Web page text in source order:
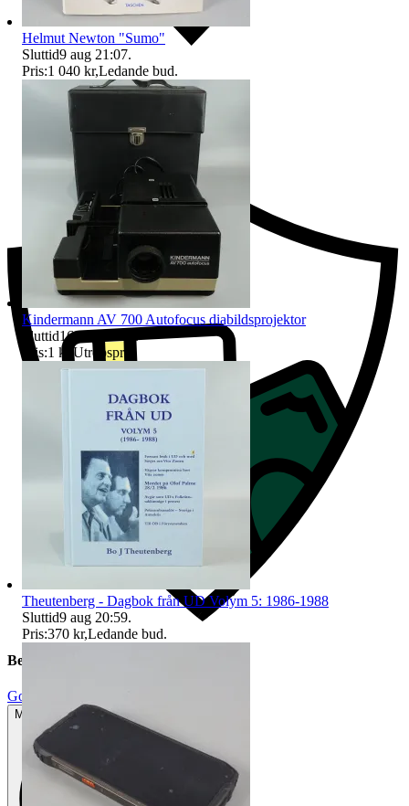
Ersättning om du inte får din vara
Beskrivning
Gott använt skick
Mindre tecken på användning
Helmut Newton "Sumo"
Sluttid9 aug 21:07.
Pris:1 040 kr,Ledande bud.
Kindermann AV 700 Autofocus diabildsprojektor
Sluttid16 aug 18:41
Pris:1 kr Utropspris .
Theutenberg - Dagbok från UD Volym 5: 1986-1988
Sluttid9 aug 20:59.
Pris:370 kr,Ledande bud.